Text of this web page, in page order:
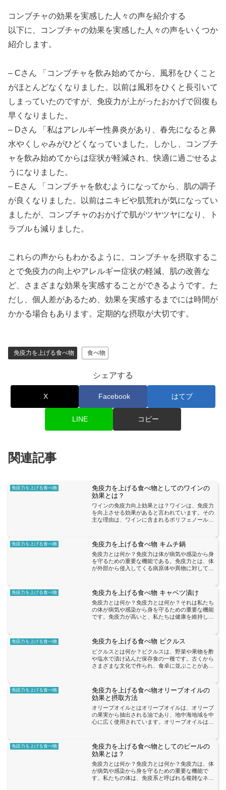
コンブチャの効果を実感した人々の声を紹介する
以下に、コンブチャの効果を実感した人々の声をいくつか
紹介します。
– Cさん 「コンブチャを飲み始めてから、風邪をひくこと
がほとんどなくなりました。以前は風邪をひくと長引いて
しまっていたのですが、免疫力が上がったおかげで回復も
早くなりました。
– Dさん 「私はアレルギー性鼻炎があり、春先になると鼻
水やくしゃみがひどくなっていました。しかし、コンブチ
ャを飲み始めてからは症状が軽減され、快適に過ごせるよ
うになりました。
– Eさん 「コンブチャを飲むようになってから、肌の調子
が良くなりました。以前はニキビや肌荒れが気になってい
ましたが、コンブチャのおかげで肌がツヤツヤになり、ト
ラブルも減りました。
これらの声からもわかるように、コンブチャを摂取するこ
とで免疫力の向上やアレルギー症状の軽減、肌の改善な
ど、さまざまな効果を実感することができるようです。た
だし、個人差があるため、効果を実感するまでには時間が
かかる場合もあります。定期的な摂取が大切です。
免疫力を上げる食べ物 食べ物
シェアする
X Facebook はてブ
LINE コピー
関連記事
免疫力を上げる食べ物
免疫力を上げる食べ物としてのワインの
効果とは？
ワインの免疫力向上効果とは？ワインは、免疫力
を向上させる効果があると言われています。その
主な理由は、ワインに含まれるポリフェノールと
させることが知られて...
免疫力を上げる食べ物 免疫力を上げる食べ物 キムチ鍋
免疫力とは何か？免疫力は体が病気や感染から身
を守るための重要な機能である。免疫力とは、体
が外部から侵入してくる病原体や異物に対して反
ることができます。免...
免疫力を上げる食べ物 免疫力を上げる食べ物 キャベツ漬け
免疫力とは何か？免疫力とは何か？それは私たち
の体が病気や感染から身を守るための重要な機能
です。免疫力が高いと、私たちは健康を維持し、
積極的に免疫力を向上...
免疫力を上げる食べ物 免疫力を上げる食べ物 ピクルス
ピクルスとは何か？ピクルスは、野菜や果物を酢
や塩水で漬け込んだ保存食の一種です。古くから
さまざまな文化で作られ、食卓に並ぶことがあり
徴です。ピクルスには...
免疫力を上げる食べ物
免疫力を上げる食べ物オリーブオイルの
効果と摂取方法
オリーブオイルとはオリーブオイルは、オリーブ
の果実から抽出される油であり、地中海地域を中
心に広く使用されています。オリーブオイルは、
る効果があります。こ...
免疫力を上げる食べ物
免疫力を上げる食べ物としてのビールの
効果とは？
免疫力とは何か？免疫力とは何か？免疫力は、体
が病気や感染から身を守るための重要な機能で
す。私たちの体は、免疫系と呼ばれる複雑なネッ